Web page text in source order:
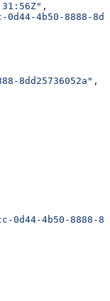
,
0d44-4b50-8888-
8dd25736052a" ,
0d44-4b50-8888-